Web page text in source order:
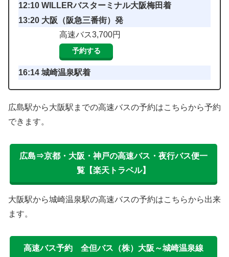
12:10 WILLERバスターミナル大阪梅田着
13:20 大阪（阪急三番街）発
高速バス3,700円
予約する
16:14 城崎温泉駅着
広島駅から大阪駅までの高速バスの予約はこちらから予約
できます。
広島⇒京都・大阪・神戸の高速バス・夜行バス便一
覧【楽天トラベル】
大阪駅から城崎温泉駅の高速バスの予約はこちらから出来
ます。
高速バス予約 全但バス（株）大阪～城崎温泉線